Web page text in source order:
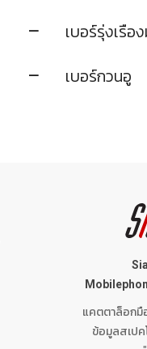
เบอร์รุ่งเรือ
เบอร์กวนอู
แคตตาล็อกมื
ข้อมูลสเปค